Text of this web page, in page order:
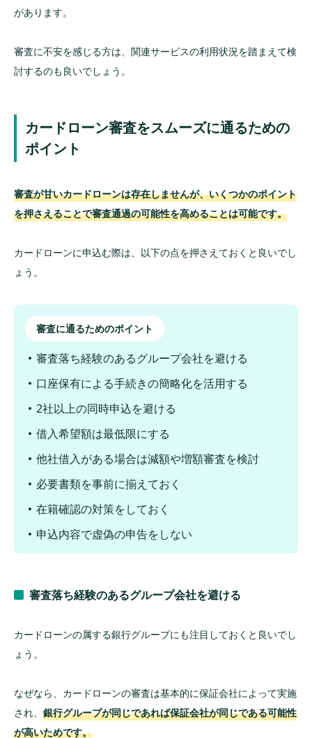
があります。
審査に不安を感じる方は、関連サービスの利用状況を踏まえて検
討するのも良いでしょう。
カードローン審査をスムーズに通るための
ポイント
審査が甘いカードローンは存在しませんが、いくつかのポイント
を押さえることで審査通過の可能性を高めることは可能です。
カードローンに申込む際は、以下の点を押さえておくと良いでし
ょう。
審査に通るためのポイント
審査落ち経験のあるグループ会社を避ける
口座保有による手続きの簡略化を活用する
2社以上の同時申込を避ける
借入希望額は最低限にする
他社借入がある場合は減額や増額審査を検討
必要書類を事前に揃えておく
在籍確認の対策をしておく
申込内容で虚偽の申告をしない
審査落ち経験のあるグループ会社を避ける
カードローンの属する銀行グループにも注目しておくと良いでし
ょう。
なぜなら、カードローンの審査は基本的に保証会社によって実施
され、 銀行グループが同じであれば保証会社が同じである可能性
が高いためです。